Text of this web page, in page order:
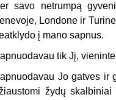
savo netrumpą
Londone ir
į mano sapnus.
tik Jį,
Jo gatves ir
žydų